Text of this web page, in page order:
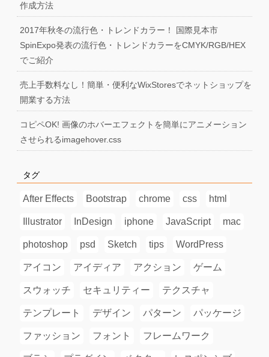
作成方法
2017年秋冬の流行色・トレンドカラー！ 国際見本市
SpinExpo発表の流行色・トレンドカラーをCMYK/RGB/HEX
でご紹介
売上手数料なし！簡単・便利なWixStoresでネットショップを
開業する方法
コピペOK! 画像のホバーエフェクトを簡単にアニメーション
させられるimagehover.css
タグ
After Effects Bootstrap chrome css html
Illustrator InDesign iphone JavaScript mac
photoshop psd Sketch tips WordPress
アイコン アイディア アクション ゲーム
スウォッチ セキュリティー テクスチャ
テンプレート デザイン パターン パッケージ
ファッション フォント フレームワーク